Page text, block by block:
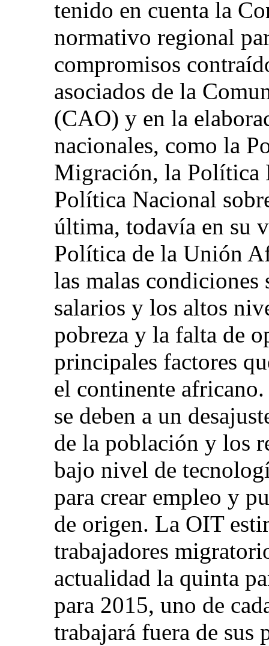
tenido en cuenta la
normativo regional
compromisos
asociados de la
(CAO) y en la
nacionales, como la
Migración, la Política
Política Nacional
última, todavía en su
Política de la Unión
las malas
salarios y los altos
pobreza y la falta de
principales factores
el continente
se deben a un
de la población y los
bajo nivel de
para crear empleo y
de origen. La OIT
trabajadores
actualidad la quinta
para 2015, uno de
trabajará fuera de sus